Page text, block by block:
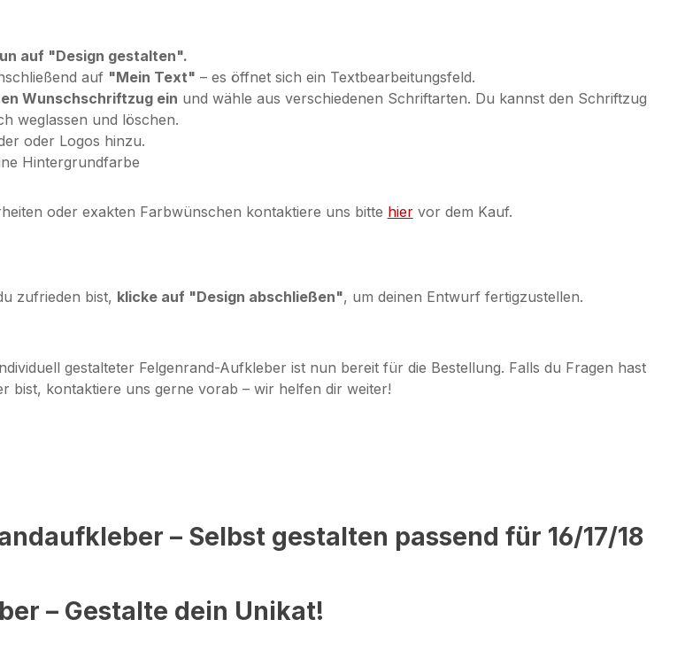
auf "Design gestalten".
auf "Mein Text" – es öffnet sich ein Textbearbeitungsfeld.
Wunschschriftzug ein und wähle aus verschiedenen Schriftarten. Du kannst den Schriftzug
weglassen und löschen.
oder Logos hinzu.
Hintergrundfarbe
oder exakten Farbwünschen kontaktiere uns bitte hiervor dem Kauf.
zufrieden bist, klicke auf "Design abschließen", um deinen Entwurf fertigzustellen.
gestalteter Felgenrand-Aufkleber ist nun bereit für die Bestellung. Falls du Fragen hast
bist, kontaktiere uns gerne vorab – wir helfen dir weiter!
– Selbst gestalten passend für 16/17/18
– Gestalte dein Unikat!